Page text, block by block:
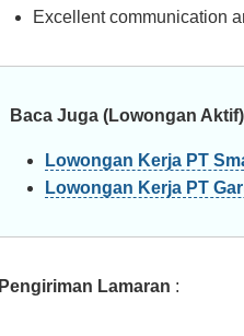
Excellent communication
Baca Juga (Lowongan
Lowongan Kerja PT
Lowongan Kerja PT
Pengiriman Lamaran :